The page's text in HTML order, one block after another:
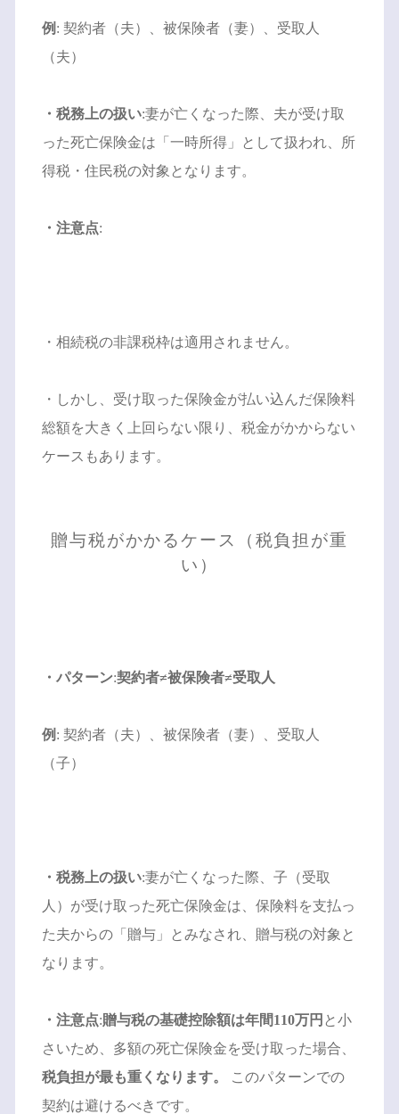
例 : 契約者（夫）、被保険者（妻）、受取人
（夫）
・税務上の扱い:妻が亡くなった際、夫が受け取
った死亡保険金は「一時所得」として扱われ、所
得税・住民税の対象となります。
・注意点:
・相続税の非課税枠は適用されません。
・しかし、受け取った保険金が払い込んだ保険料
総額を大きく上回らない限り、税金がかからない
ケースもあります。
贈与税がかかるケース（税負担が重
い）
・パターン:契約者≠被保険者≠受取人
例 : 契約者（夫）、被保険者（妻）、受取人
（子）
・税務上の扱い:妻が亡くなった際、子（受取
人）が受け取った死亡保険金は、保険料を支払っ
た夫からの「贈与」とみなされ、贈与税の対象と
なります。
・注意点:贈与税の基礎控除額は年間110万円 と小
さいため、多額の死亡保険金を受け取った場合、
税負担が最も重くなります。
このパターンでの
契約は避けるべきです。